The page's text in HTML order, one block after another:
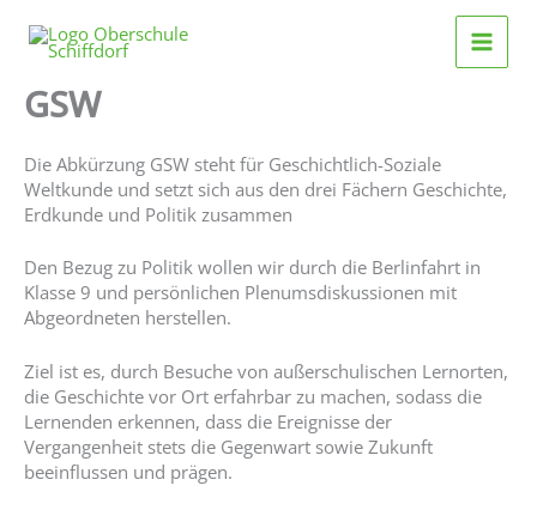
Inhalt
springen
GSW
Die Abkürzung GSW steht für Geschichtlich-Soziale
Weltkunde und setzt sich aus den drei Fächern Geschichte,
Erdkunde und Politik zusammen
Den Bezug zu Politik wollen wir durch die Berlinfahrt in
Klasse 9 und persönlichen Plenumsdiskussionen mit
Abgeordneten herstellen.
Ziel ist es, durch Besuche von außerschulischen Lernorten,
die Geschichte vor Ort erfahrbar zu machen, sodass die
Lernenden erkennen, dass die Ereignisse der
Vergangenheit stets die Gegenwart sowie Zukunft
beeinflussen und prägen.